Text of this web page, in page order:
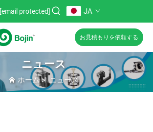
[email protected] JA
お見積もりを依頼する
ニュース
ホーム>ニュース